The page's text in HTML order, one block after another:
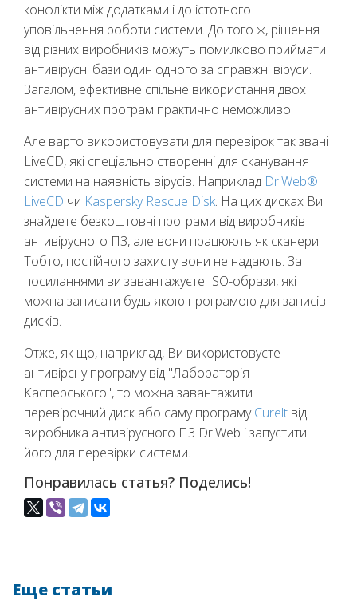
конфлікти між додатками і до істотного
уповільнення роботи системи. До того ж, рішення
від різних виробників можуть помилково приймати
антивірусні бази один одного за справжні віруси.
Загалом, ефективне спільне використання двох
антивірусних програм практично неможливо.
Але варто використовувати для перевірок так звані
LiveCD, які спеціально створенні для сканування
системи на наявність вірусів. Наприклад Dr.Web®
LiveCD чи Kaspersky Rescue Disk. На цих дисках Ви
знайдете безкоштовні програми від виробників
антивірусного ПЗ, але вони працюють як сканери.
Тобто, постійного захисту вони не надають. За
посиланнями ви завантажуєте ISO-образи, які
можна записати будь якою програмою для записів
дисків.
Отже, як що, наприклад, Ви використовуєте
антивірсну програму від "Лабораторія
Касперського", то можна завантажити
перевірочний диск або саму програмуCurelt від
виробника антивірусного ПЗ Dr.Web і запустити
його для перевірки системи.
Понравилась статья? Поделись!
Еще статьи